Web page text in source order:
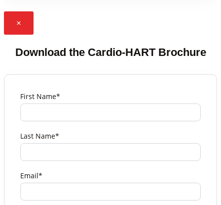
×
Download the Cardio-HART Brochure
First Name*
Last Name*
Email*